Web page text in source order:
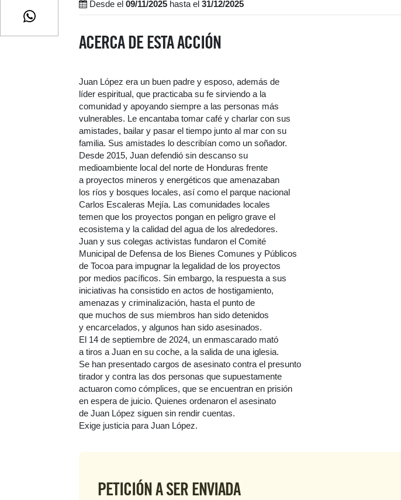
Desde el 09/11/2025 hasta el 31/12/2025
ACERCA DE ESTA ACCIÓN
Juan López era un buen padre y esposo, además de
líder espiritual, que practicaba su fe sirviendo a la
comunidad y apoyando siempre a las personas más
vulnerables. Le encantaba tomar café y charlar con sus
amistades, bailar y pasar el tiempo junto al mar con su
familia. Sus amistades lo describían como un soñador.
Desde 2015, Juan defendió sin descanso su
medioambiente local del norte de Honduras frente
a proyectos mineros y energéticos que amenazaban
los ríos y bosques locales, así como el parque nacional
Carlos Escaleras Mejía. Las comunidades locales
temen que los proyectos pongan en peligro grave el
ecosistema y la calidad del agua de los alrededores.
Juan y sus colegas activistas fundaron el Comité
Municipal de Defensa de los Bienes Comunes y Públicos
de Tocoa para impugnar la legalidad de los proyectos
por medios pacíficos. Sin embargo, la respuesta a sus
iniciativas ha consistido en actos de hostigamiento,
amenazas y criminalización, hasta el punto de
que muchos de sus miembros han sido detenidos
y encarcelados, y algunos han sido asesinados.
El 14 de septiembre de 2024, un enmascarado mató
a tiros a Juan en su coche, a la salida de una iglesia.
Se han presentado cargos de asesinato contra el presunto
tirador y contra las dos personas que supuestamente
actuaron como cómplices, que se encuentran en prisión
en espera de juicio. Quienes ordenaron el asesinato
de Juan López siguen sin rendir cuentas.
Exige justicia para Juan López.
PETICIÓN A SER ENVIADA